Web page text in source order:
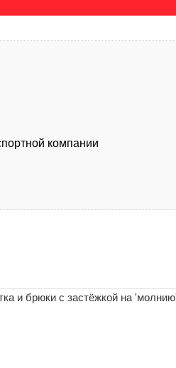
компании
и брюки с застёжкой на